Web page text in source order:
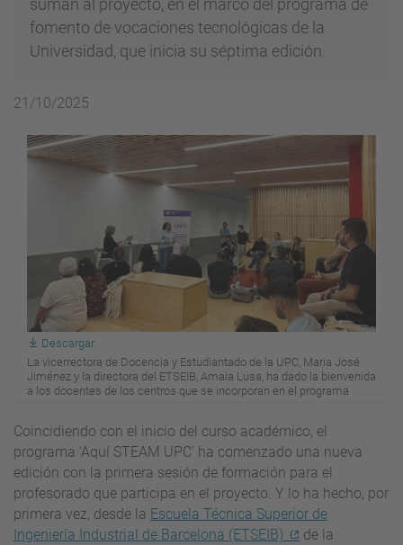
suman al proyecto, en el marco del programa de
fomento de vocaciones tecnológicas de la
Universidad, que inicia su séptima edición.
21/10/2025
Descargar
La vicerrectora de Docencia y Estudiantado de la UPC, Maria José
Jiménez y la directora del ETSEIB, Amaia Lusa, ha dado la bienvenida
a los docentes de los centros que se incorporan en el programa
Coincidiendo con el inicio del curso académico, el
programa ‘Aquí STEAM UPC’ ha comenzado una nueva
edición con la primera sesión de formación para el
profesorado que participa en el proyecto. Y lo ha hecho, por
primera vez, desde la Escuela Técnica Superior de
Ingeniería Industrial de Barcelona (ETSEIB)
de la